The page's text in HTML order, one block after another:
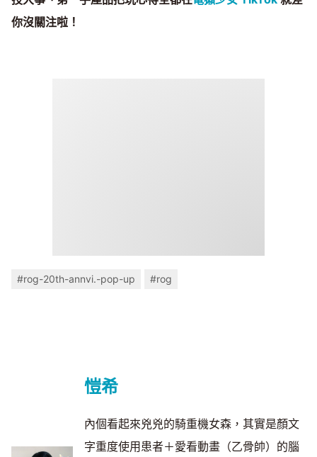
你沒關注啦！
#rog-20th-annvi.-pop-up #rog
愷希
內個看起來兇兇的騎重機女森，其實是顏文
字重度使用患者＋愛看動畫（乙骨帥）的腦